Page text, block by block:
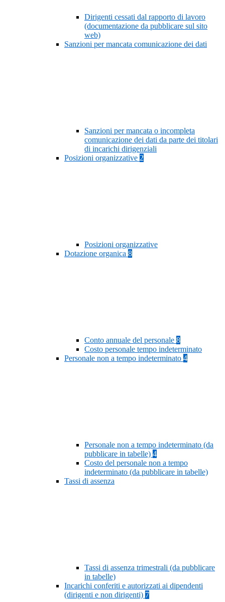
Dirigenti cessati dal rapporto di lavoro
(documentazione da pubblicare sul sito
web)
Sanzioni per mancata comunicazione dei dati
Sanzioni per mancata o incompleta
comunicazione dei dati da parte dei titolari
di incarichi dirigenziali
Posizioni organizzative 2
Posizioni organizzative
Dotazione organica 8
Conto annuale del personale 8
Costo personale tempo indeterminato
Personale non a tempo indeterminato 4
Personale non a tempo indeterminato (da
pubblicare in tabelle) 4
Costo del personale non a tempo
indeterminato (da pubblicare in tabelle)
Tassi di assenza
Tassi di assenza trimestrali (da pubblicare
in tabelle)
Incarichi conferiti e autorizzati ai dipendenti
(dirigenti e non dirigenti) 7